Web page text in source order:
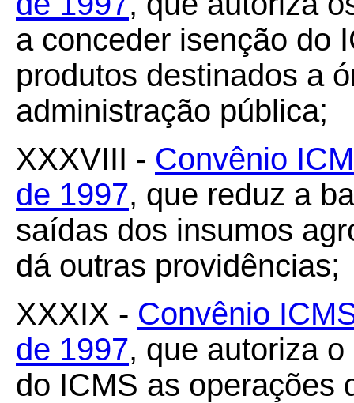
a conceder isenção do
produtos destinados a
administração pública;
XXXVIII - Convênio
de 1997, que reduz a
saídas dos insumos
dá outras providências;
XXXIX - Convênio
de 1997, que autoriza
do ICMS as operações